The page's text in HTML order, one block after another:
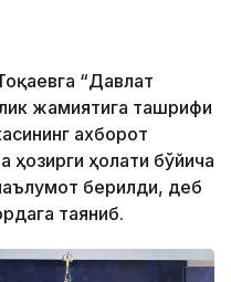
“Давлат
жамиятига ташрифи
ахборот
ҳозирги ҳолати бўйича
берилди, деб
таяниб.